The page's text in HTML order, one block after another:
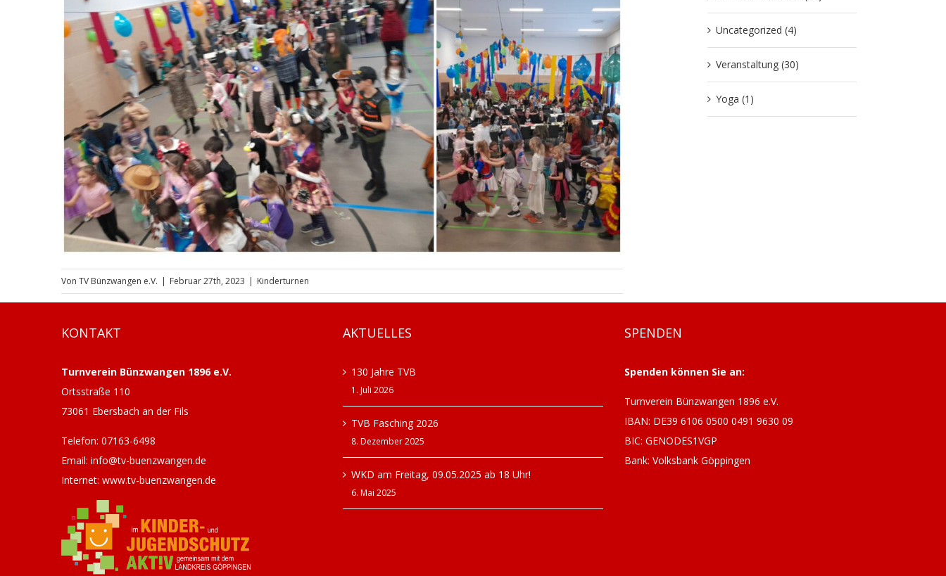
Von TV Bünzwangen e.V. | Februar 27th, 2023 | Kinderturnen
Uncategorized (4)
Veranstaltung (30)
Yoga (1)
KONTAKT
Turnverein Bünzwangen 1896 e.V.
Ortsstraße 110
73061 Ebersbach an der Fils
Telefon: 07163-6498
Email: info@tv-buenzwangen.de
Internet: www.tv-buenzwangen.de
AKTUELLES
130 Jahre TVB
1. Juli 2026
TVB Fasching 2026
8. Dezember 2025
WKD am Freitag, 09.05.2025 ab 18 Uhr!
6. Mai 2025
SPENDEN
Spenden können Sie an:
Turnverein Bünzwangen 1896 e.V.
IBAN: DE39 6106 0500 0491 9630 09
BIC: GENODES1VGP
Bank: Volksbank Göppingen